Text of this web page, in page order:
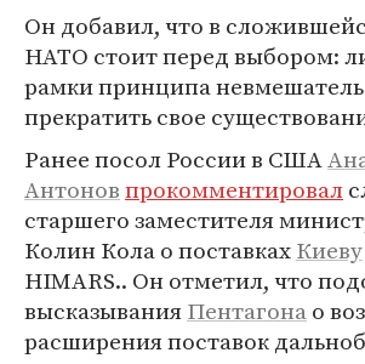
Он добавил, что в
НАТО стоит перед выбором:
рамки принципа
прекратить свое
Ранее посол России в США
Антоновпрокомментировал
старшего заместителя
Колин Кола о поставкахКиеву
HIMARS.. Он отметил, что
высказыванияПентагонао
расширения поставок